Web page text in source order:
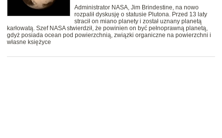
Administrator NASA, Jim Brindestine, na nowo
rozpalił dyskusję o statusie Plutona. Przed 13 laty
stracił on miano planety i został uznany planetą
karłowatą. Szef NASA stwierdził, że powinien on być pełnoprawną planetą,
gdyż posiada ocean pod powierzchnią, związki organiczne na powierzchni i
własne księżyce